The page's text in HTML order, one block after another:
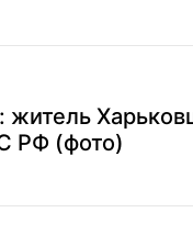
житель
РФ (фото)